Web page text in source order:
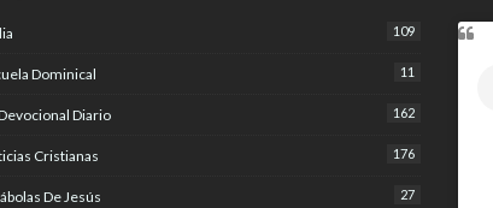
109
Dominical 11
Diario 162
Cristianas 176
De Jesús 27